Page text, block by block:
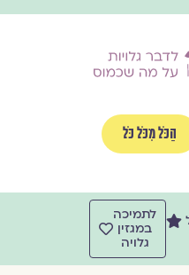
הַכֹּל מִכֹּל כֹּל
לתמיכה
במגזין
גלויה